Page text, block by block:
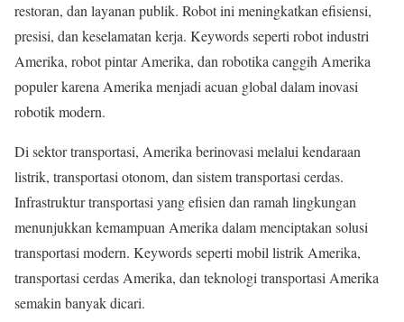
restoran, dan layanan publik. Robot ini meningkatkan efisiensi,
presisi, dan keselamatan kerja. Keywords seperti robot industri
Amerika, robot pintar Amerika, dan robotika canggih Amerika
populer karena Amerika menjadi acuan global dalam inovasi
robotik modern.
Di sektor transportasi, Amerika berinovasi melalui kendaraan
listrik, transportasi otonom, dan sistem transportasi cerdas.
Infrastruktur transportasi yang efisien dan ramah lingkungan
menunjukkan kemampuan Amerika dalam menciptakan solusi
transportasi modern. Keywords seperti mobil listrik Amerika,
transportasi cerdas Amerika, dan teknologi transportasi Amerika
semakin banyak dicari.